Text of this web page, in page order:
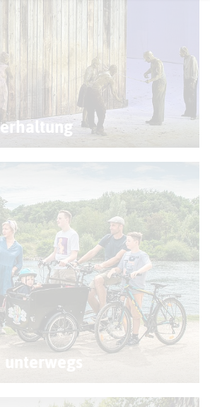
© R. Kruse
© M. Mucha (RDN Verlag)
unterwegs